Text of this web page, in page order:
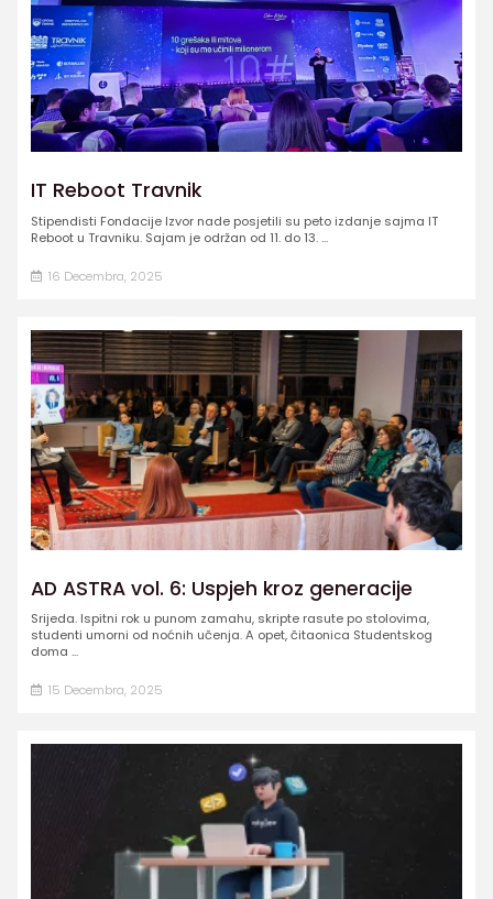
IT Reboot Travnik
Stipendisti Fondacije Izvor nade posjetili su peto izdanje sajma IT
Reboot u Travniku. Sajam je održan od 11. do 13. ...
16 Decembra, 2025
AD ASTRA vol. 6: Uspjeh kroz generacije
Srijeda. Ispitni rok u punom zamahu, skripte rasute po stolovima,
studenti umorni od noćnih učenja. A opet, čitaonica Studentskog
doma ...
15 Decembra, 2025